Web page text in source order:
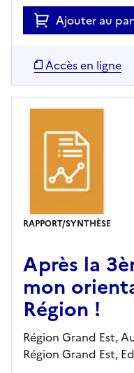
Ajouter au
Accès en ligne
RAPPORT/SYNTHÈSE
Après la
mon
Région !
Région Grand Est,
Région Grand Est,